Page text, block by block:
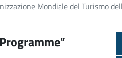
Mondiale del Turismo